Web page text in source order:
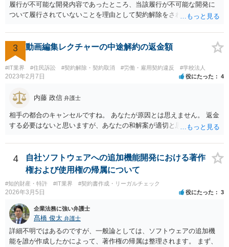
履行が不可能な開発内容であったところ、当該履行が不可能な開発に
ついて履行されていないことを理由として契約解除をされた。そこ
いうご質問であると理解しました。 まず、「物理的にできない開発で
一方的に契約不履行のように伝えられ」とのことですが、「物理的に
できない」と真に言えるのかどうか、なぜ「物理的にできない開発」
を請け負うことになったのかが問題です。 もし、「物理的にできな
い」という意味が、単に「契約に記載された納期では間に合わない」
ですから、契約解除は有効です。 「物理的にできない」が、そもそも
う契約等）であれば、契約自体が無効になる可能性があります。 いず
れの場合であっても、結局は、上記の「物理的にできない」部分を除
分だけでどれくらいの価値があるのか、が問題になります。 一般論は
以上で、より個別的なお話は、詳しい契約内容や開発内容を知る必要
と思います。
3 動画編集レクチャーの中途解約の返金額
#IT業界 #住民訴訟 #契約解除・契約取消 #労働・雇用契約違反 #学校法人
2023年2月7日 役にたった 4
内藤 政信 弁護士
相手の都合のキャンセルですね。 あなたが原因とは思えません。 返金
する必要はないと思いますが、あなたの和解案が適切と思います。
4
自社ソフトウェアへの追加機能開発における著作
権および使用権の帰属について
#知的財産・特許 #IT業界 #契約書作成・リーガルチェック
2026年3月5日 役にたった 3
企業法務に強い弁護士
髙橋 俊太 弁護士
詳細不明ではあるのですが、一般論としては、ソフトウェアの追加機
能を誰が作成したかによって、著作権の帰属は整理されます。 まず、